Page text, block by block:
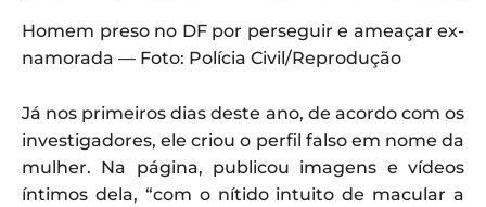
Homem preso no DF por perseguir e ameaçar ex-
namorada — Foto: Polícia Civil/Reprodução
Já nos primeiros dias deste ano, de acordo com os
investigadores, ele criou o perfil falso em nome da
mulher. Na página, publicou imagens e vídeos
íntimos dela, “com o nítido intuito de macular a